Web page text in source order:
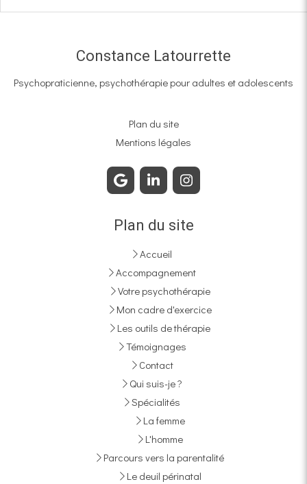
Constance Latourrette
Psychopraticienne, psychothérapie pour adultes et adolescents
Plan du site
Mentions légales
Plan du site
Accueil
Accompagnement
Votre psychothérapie
Mon cadre d'exercice
Les outils de thérapie
Témoignages
Contact
Qui suis-je ?
Spécialités
La femme
L'homme
Parcours vers la parentalité
Le deuil périnatal